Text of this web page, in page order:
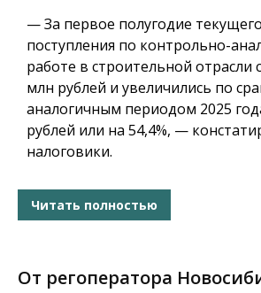
— За первое полугодие
поступления по контрольно-
работе в строительной отрасли
млн рублей и увеличились по
аналогичным периодом 2025
рублей или на 54,4%, —
налоговики.
Читать полностью
От регоператора